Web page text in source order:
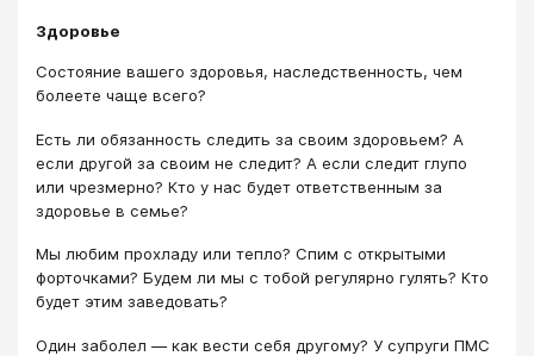
Здоровье
Состояние вашего здоровья, наследственность, чем
болеете чаще всего?
Есть ли обязанность следить за своим здоровьем? А
если другой за своим не следит? А если следит глупо
или чрезмерно? Кто у нас будет ответственным за
здоровье в семье?
Мы любим прохладу или тепло? Спим с открытыми
форточками? Будем ли мы с тобой регулярно гулять? Кто
будет этим заведовать?
Один заболел — как вести себя другому? У супруги ПМС